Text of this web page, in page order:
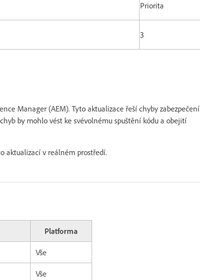
Priorita
3
Manager (AEM). Tyto aktualizace řeší chyby zabezpečení
by mohlo vést ke svévolnému spuštění kódu a obejití
aktualizací v reálném prostředí.
Platforma
Vše
Vše